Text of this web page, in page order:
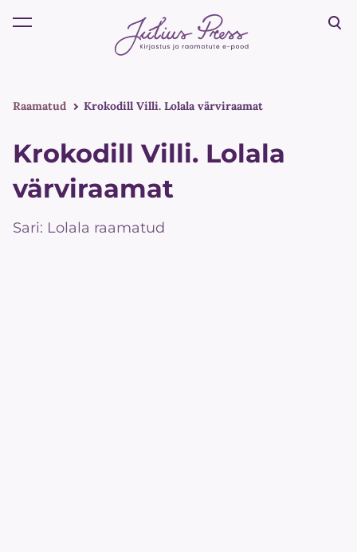
lisati ostukorvi. Vaata ostukorvi
Raamatud Krokodill Villi. Lolala värviraamat
Krokodill Villi. Lolala
värviraamat
Sari: Lolala raamatud